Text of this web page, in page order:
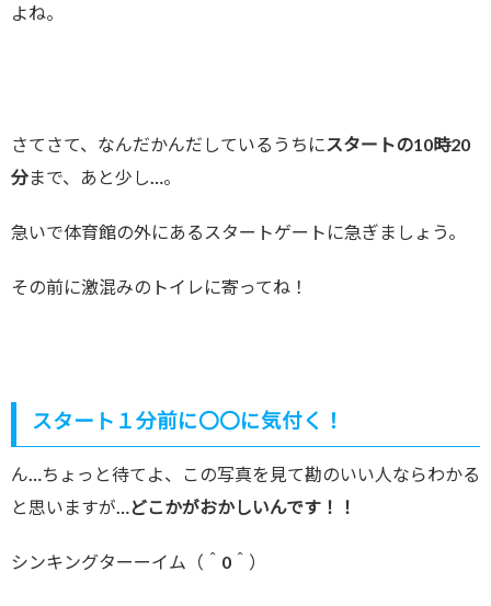
よね。
さてさて、なんだかんだしているうちに スタートの10時20
分まで、あと少し…。
急いで体育館の外にあるスタートゲートに急ぎましょう。
その前に激混みのトイレに寄ってね！
スタート１分前に〇〇に気付く！
ん…ちょっと待てよ、この写真を見て勘のいい人ならわかる
と思いますが…
どこかがおかしいんです！！
シンキングターーイム（＾0＾）